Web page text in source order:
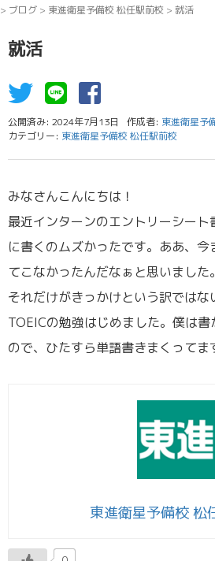
> ブログ > 東進衛星予備校 松任駅前校 > 就活
就活
公開済み: 2024年7月13日 作成者: 東進衛星予
カテゴリー: 東進衛星予備校 松任駅前校
みなさんこんにちは！
最近インターンのエントリーシート
に書くのムズかったです。ああ、
てこなかったんだなぁと思いました。
それだけがきっかけという訳ではな
TOEICの勉強はじめました。僕は
ので、ひたすら単語書きまくってま
東進衛星予備校 松